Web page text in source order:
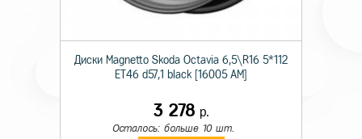
Диски Magnetto Skoda Octavia 6,5\R16 5*112
ET46 d57,1 black [16005 AM]
3 278 р.
Осталось: больше 10 шт.